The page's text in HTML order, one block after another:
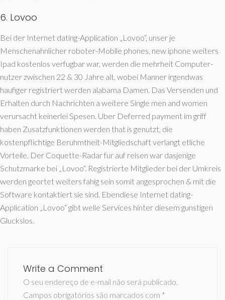
6. Lovoo
Bei der Internet dating-Application „Lovoo“, unser je
Menschenahnlicher roboter-Mobile phones, new iphone weiters
Ipad kostenlos verfugbar war, werden die mehrheit Computer-
nutzer zwischen 22 & 30 Jahre alt, wobei Manner irgendwas
haufiger registriert werden alabama Damen. Das Versenden und
Erhalten durch Nachrichten a weitere Single men and women
verursacht keinerlei Spesen. Uber Deferred payment im griff
haben Zusatzfunktionen werden that is genutzt, die
kostenpflichtige Beruhmtheit-Mitgliedschaft verlangt etliche
Vorteile. Der Coquette-Radar fur auf reisen war dasjenige
Schutzmarke bei „Lovoo“. Registrierte Mitglieder bei der Umkreis
werden geortet weiters fahig sein somit angesprochen & mit die
Software kontaktiert sie sind. Ebendiese Internet dating-
Application „Lovoo“ gibt welle Services hinter diesem gunstigen
Gluckslos.
Write a Comment
O seu endereço de e-mail não será publicado.
Campos obrigatórios são marcados com *